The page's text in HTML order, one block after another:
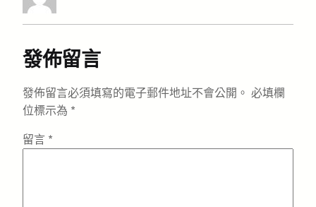
發佈留言
發佈留言必須填寫的電子郵件地址不會公開。 必填欄
位標示為 *
留言 *